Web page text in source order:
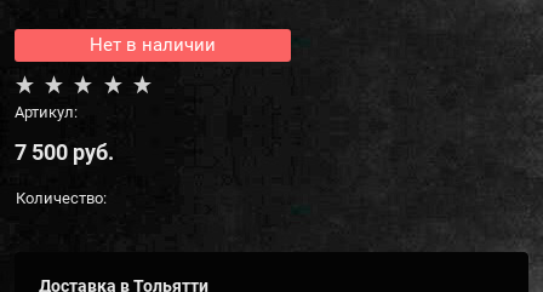
Нет в наличии
Артикул:
7 500 руб.
Количество:
Доставка вТольятти